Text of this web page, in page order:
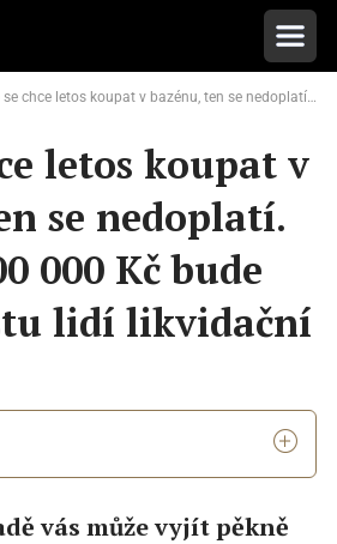
letos koupat v bazénu, ten se nedoplatí. Pokuta 500 000 Kč bude pro spoustu lidí likvidační
letos koupat v
se nedoplatí.
000 Kč bude
lidí likvidační
vás může vyjít pěkně